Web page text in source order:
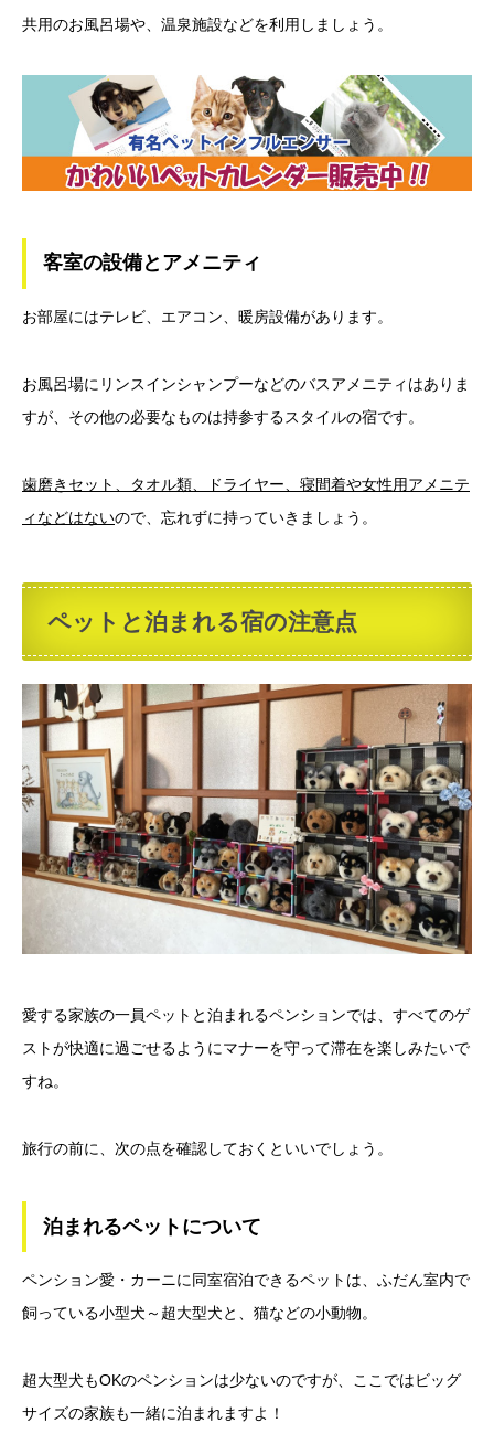
共用のお風呂場や、温泉施設などを利用しましょう。
客室の設備とアメニティ
お部屋にはテレビ、エアコン、暖房設備があります。
お風呂場にリンスインシャンプーなどのバスアメニティはありま
すが、その他の必要なものは持参するスタイルの宿です。
歯磨きセット、タオル類、ドライヤー、寝間着や女性用アメニテ
ィなどはないので、忘れずに持っていきましょう。
ペットと泊まれる宿の注意点
愛する家族の一員ペットと泊まれるペンションでは、すべてのゲ
ストが快適に過ごせるようにマナーを守って滞在を楽しみたいで
すね。
旅行の前に、次の点を確認しておくといいでしょう。
泊まれるペットについて
ペンション愛・カーニに同室宿泊できるペットは、ふだん室内で
飼っている小型犬～超大型犬と、猫などの小動物。
超大型犬もOKのペンションは少ないのですが、ここではビッグ
サイズの家族も一緒に泊まれますよ！